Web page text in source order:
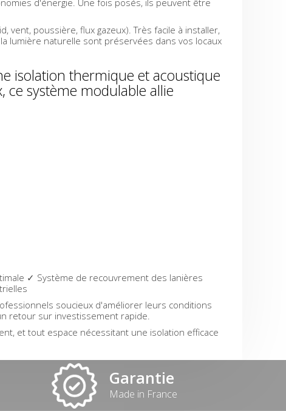
d'énergie. Une fois posés, ils peuvent être
poussière, flux gazeux). Très facile à installer,
lumière naturelle sont préservées dans vos locaux
isolation thermique et acoustique
système modulable allie
✓ Système de recouvrement des lanières
soucieux d'améliorer leurs conditions
retour sur investissement rapide.
et tout espace nécessitant une isolation efficace
Garantie
Made in France